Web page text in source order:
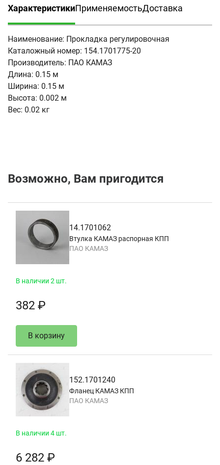
Характеристики
(активная вкладка)
ПрименяемостьДоставка
Наименование: Прокладка регулировочная
Каталожный номер: 154.1701775-20
Производитель: ПАО КАМАЗ
Длина: 0.15 м
Ширина: 0.15 м
Высота: 0.002 м
Вес: 0.02 кг
Возможно, Вам пригодится
14.1701062
Втулка КАМАЗ распорная КПП
ПАО КАМАЗ
В наличии 2 шт.
382 ₽
В корзину
152.1701240
Фланец КАМАЗ КПП
ПАО КАМАЗ
В наличии 4 шт.
6 282 ₽